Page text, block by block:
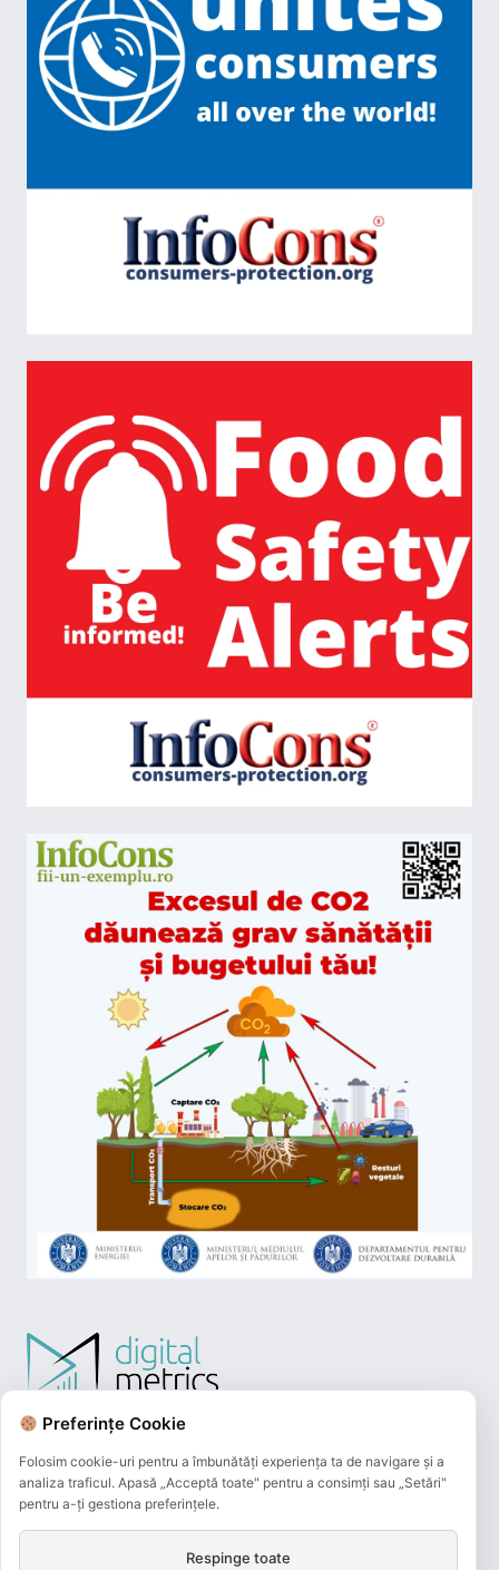
Preferințe Cookie
Folosim cookie-uri pentru a îmbunătăți experiența ta de navigare și a
analiza traficul. Apasă „Acceptă toate" pentru a consimți sau „Setări"
pentru a-ți gestiona preferințele.
Respinge toate